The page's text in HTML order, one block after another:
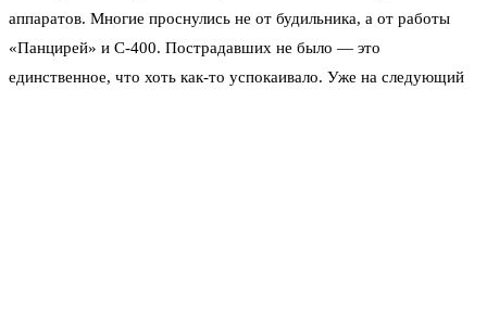
аппаратов. Многие проснулись не от будильника, а от работы
«Панцирей» и С-400. Пострадавших не было — это
единственное, что хоть как-то успокаивало. Уже на следующий